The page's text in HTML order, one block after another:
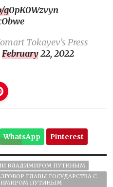
g0pK0Wzvyn
Tokayev’s Press
February 22, 2022
WhatsApp Pinterest
ВЛАДИМИРОМ ПУТИНЫМ
ГЛАВЫ ГОСУДАРСТВА С
ПУТИНЫМ